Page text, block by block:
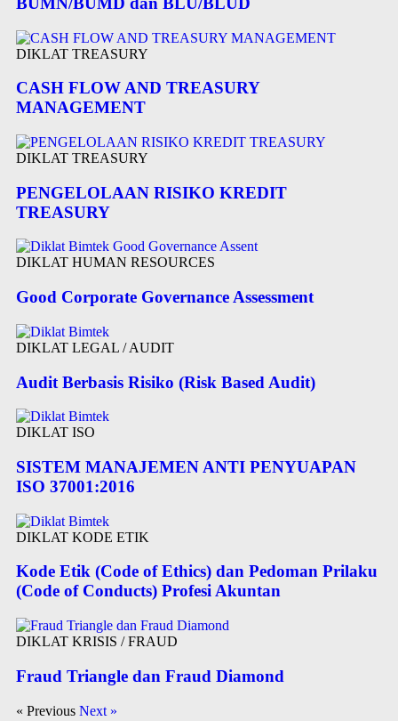
DIKLAT TREASURY
CASH FLOW AND TREASURY
MANAGEMENT
DIKLAT TREASURY
PENGELOLAAN RISIKO KREDIT
TREASURY
DIKLAT HUMAN RESOURCES
Good Corporate Governance Assessment
DIKLAT LEGAL / AUDIT
Audit Berbasis Risiko (Risk Based Audit)
DIKLAT ISO
SISTEM MANAJEMEN ANTI PENYUAPAN
ISO 37001:2016
DIKLAT KODE ETIK
Kode Etik (Code of Ethics) dan Pedoman Prilaku
(Code of Conducts) Profesi Akuntan
DIKLAT KRISIS / FRAUD
Fraud Triangle dan Fraud Diamond
« Previous Next »